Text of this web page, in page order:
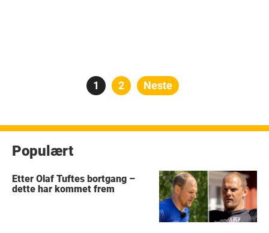
Posts
Side
1 Side
2 Neste
Populært
Etter Olaf Tuftes bortgang –
dette har kommet frem